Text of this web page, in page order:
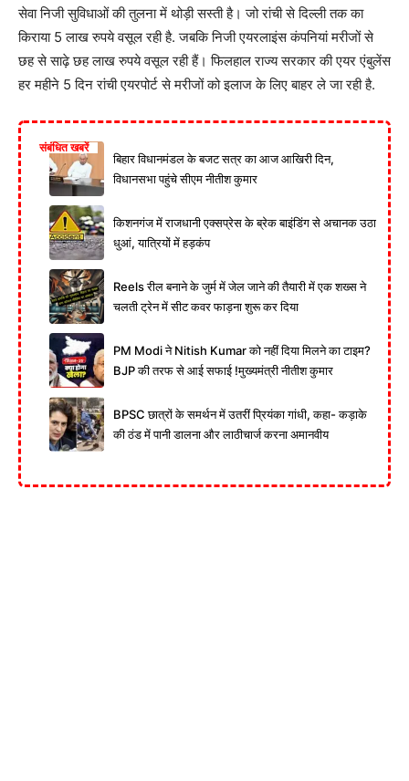
सेवा निजी सुविधाओं की तुलना में थोड़ी सस्ती है। जो रांची से दिल्ली तक का
किराया 5 लाख रुपये वसूल रही है. जबकि निजी एयरलाइंस कंपनियां मरीजों से
छह से साढ़े छह लाख रुपये वसूल रही हैं। फिलहाल राज्य सरकार की एयर एंबुलेंस
हर महीने 5 दिन रांची एयरपोर्ट से मरीजों को इलाज के लिए बाहर ले जा रही है.
संबंधित खबरें
बिहार विधानमंडल के बजट सत्र का आज आखिरी दिन,
विधानसभा पहुंचे सीएम नीतीश कुमार
किशनगंज में राजधानी एक्सप्रेस के ब्रेक बाइंडिंग से अचानक उठा
धुआं, यात्रियों में हड़कंप
Reels रील बनाने के जुर्म में जेल जाने की तैयारी में एक शख्स ने
चलती ट्रेन में सीट कवर फाड़ना शुरू कर दिया
PM Modi ने Nitish Kumar को नहीं दिया मिलने का टाइम?
BJP की तरफ से आई सफाई !मुख्यमंत्री नीतीश कुमार
BPSC छात्रों के समर्थन में उतरीं प्रियंका गांधी, कहा- कड़ाके
की ठंड में पानी डालना और लाठीचार्ज करना अमानवीय